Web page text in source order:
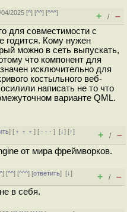
2025 [^] [^^] [^^^]
+ / –
для совместимости с
годится. Кому нужен
можно в сеть выпускать,
что компонент для
исключительно для
костыльного веб-
написать не то что
варианте QML.
] [ ﹢﹢﹢] [ · · ·][↓] [↑]
+ / –
от мира фреймворков.
^] [^^] [^^^] [ответить][↓]
+ / –
в себя.